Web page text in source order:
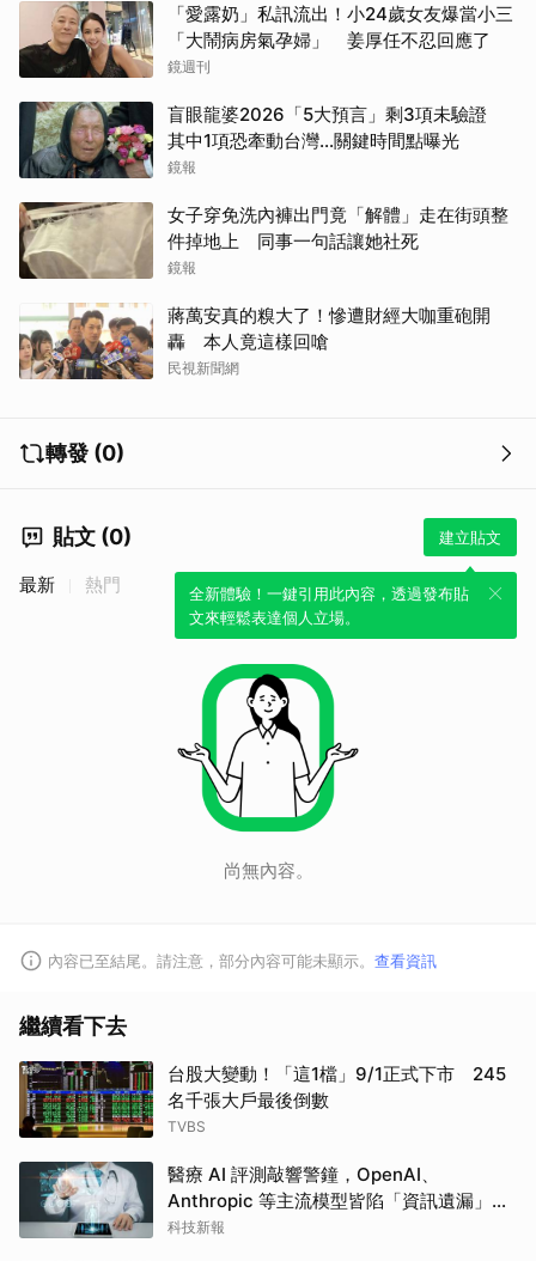
「愛露奶」私訊流出！小24歲女友爆當小三
「大鬧病房氣孕婦」 姜厚任不忍回應了
鏡週刊
盲眼龍婆2026「5大預言」剩3項未驗證
其中1項恐牽動台灣...關鍵時間點曝光
鏡報
女子穿免洗內褲出門竟「解體」走在街頭整
件掉地上 同事一句話讓她社死
鏡報
蔣萬安真的糗大了！慘遭財經大咖重砲開
轟 本人竟這樣回嗆
民視新聞網
轉發 (0)
貼文 (0) 建立貼文
全新體驗！一鍵引用此內容，透過發布貼
文來輕鬆表達個人立場。
最新 熱門
尚無內容。
內容已至結尾。請注意，部分內容可能未顯示。 查看資訊
繼續看下去
台股大變動！「這1檔」9/1正式下市 245
名千張大戶最後倒數
TVBS
醫療 AI 評測敲響警鐘，OpenAI、
Anthropic 等主流模型皆陷「資訊遺漏」盲
點
科技新報
取消